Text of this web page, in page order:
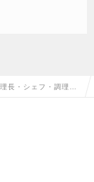
長・シェフ・調理